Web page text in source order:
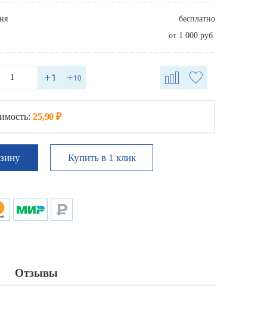
бесплатно
от 1 000 руб.
25,90 ₽
Купить в 1 клик
Отзывы